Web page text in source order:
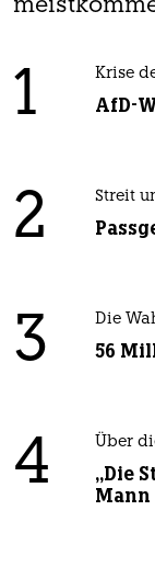
1 Krise
AfD-
2 Streit
3 Die
56
4 Über
„Die
Mann